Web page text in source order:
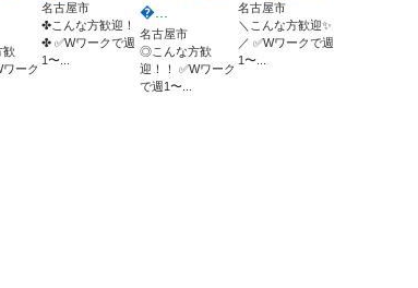
歓
ワーク
名古屋市
✤こんな方歓迎！
✤ ✅Wワークで週
1〜...
...
名古屋市
◎こんな方歓
迎！！ ✅Wワーク
で週1〜...
名古屋市
＼こんな方歓迎✨
／ ✅Wワークで週
1〜...